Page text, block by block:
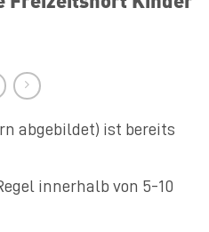
abgebildet) ist bereits
innerhalb von 5-10